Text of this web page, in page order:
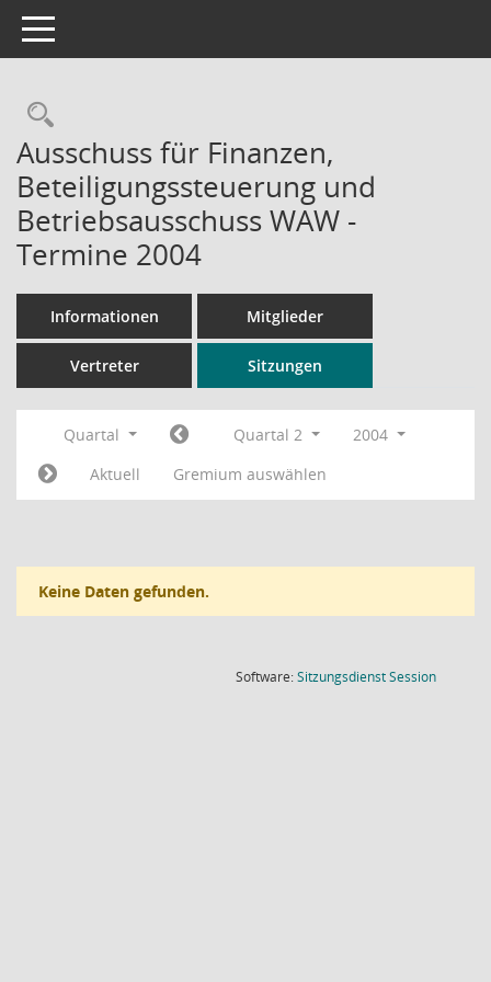
Toggle navigation
Rechercheauswahl
Ausschuss für Finanzen,
Beteiligungssteuerung und
Betriebsausschuss WAW -
Termine 2004
Informationen Mitglieder
Vertreter Sitzungen
Quartal Quartal 2
2004
Aktuell
Gremium auswählen
Keine Daten gefunden.
Software:SitzungsdienstSession(Wird in